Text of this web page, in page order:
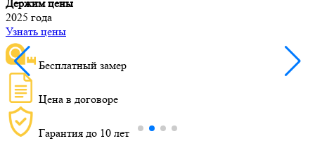
лет
Бесплатный